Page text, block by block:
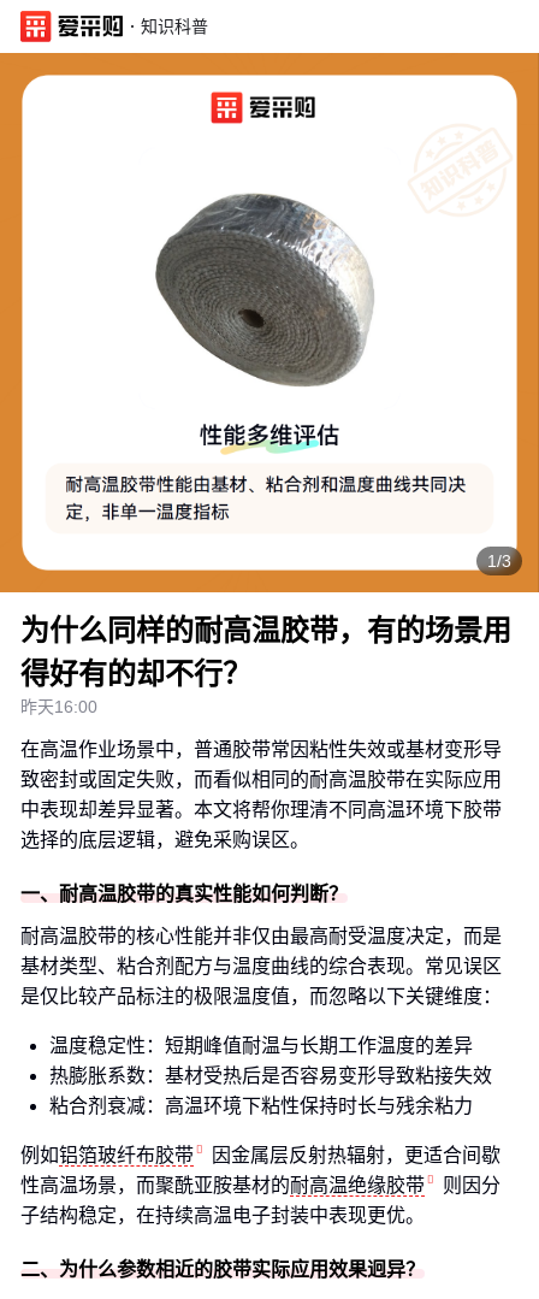
· 知识科普
1/3
为什么同样的耐高温胶带，有的场景用
得好有的却不行？
昨天16:00
在高温作业场景中，普通胶带常因粘性失效或基材变形导
致密封或固定失败，而看似相同的耐高温胶带在实际应用
中表现却差异显著。本文将帮你理清不同高温环境下胶带
选择的底层逻辑，避免采购误区。
一、耐高温胶带的真实性能如何判断？
耐高温胶带的核心性能并非仅由最高耐受温度决定，而是
基材类型、粘合剂配方与温度曲线的综合表现。常见误区
是仅比较产品标注的极限温度值，而忽略以下关键维度：
温度稳定性：短期峰值耐温与长期工作温度的差异
热膨胀系数：基材受热后是否容易变形导致粘接失效
粘合剂衰减：高温环境下粘性保持时长与残余粘力
例如铝箔玻纤布胶带
因金属层反射热辐射，更适合间歇
性高温场景，而聚酰亚胺基材的耐高温绝缘胶带
则因分
子结构稳定，在持续高温电子封装中表现更优。
二、为什么参数相近的胶带实际应用效果迥异？